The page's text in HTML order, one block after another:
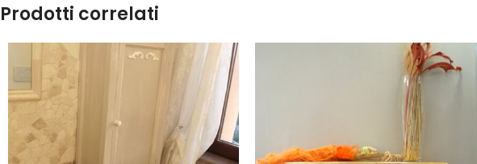
Prodotti correlati